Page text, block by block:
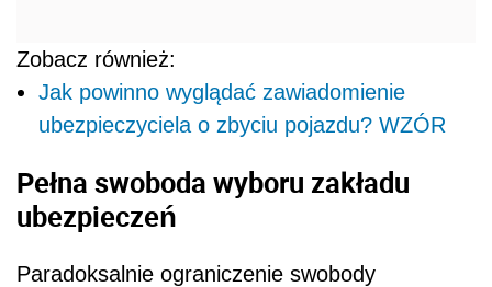
Zobacz również:
Jak powinno wyglądać zawiadomienie
ubezpieczyciela o zbyciu pojazdu? WZÓR
Pełna swoboda wyboru zakładu
ubezpieczeń
Paradoksalnie ograniczenie swobody